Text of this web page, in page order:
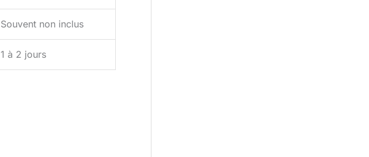
Souvent non inclus
1 à 2 jours